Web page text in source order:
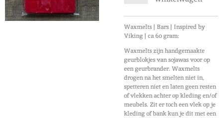
Waxmelts | Bars | Inspired by
Viking | ca 60 gram:
Waxmelts zijn handgemaakte
geurblokjes van sojawas voor op
een geurbrander. Waxmelts
drogen na het smelten niet in,
spetteren niet en laten geen resten
of vlekken achter op kleding en/of
meubels. Zit er toch een vlek op je
kleding of bank kun je dit met een